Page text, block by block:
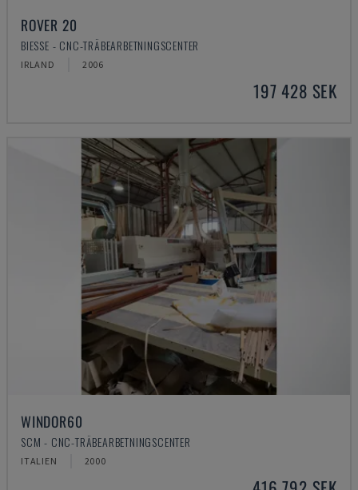
ROVER 20
BIESSE - CNC-TRÄBEARBETNINGSCENTER
IRLAND 2006
197 428 SEK
WINDOR60
SCM - CNC-TRÄBEARBETNINGSCENTER
ITALIEN 2000